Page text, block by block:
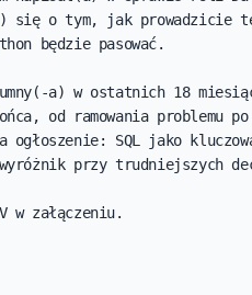
się o tym, jak prowadzicie
będzie pasować.
a) w ostatnich 18
od ramowania problemu
SQL jako
przy trudniejszych
w załączeniu.